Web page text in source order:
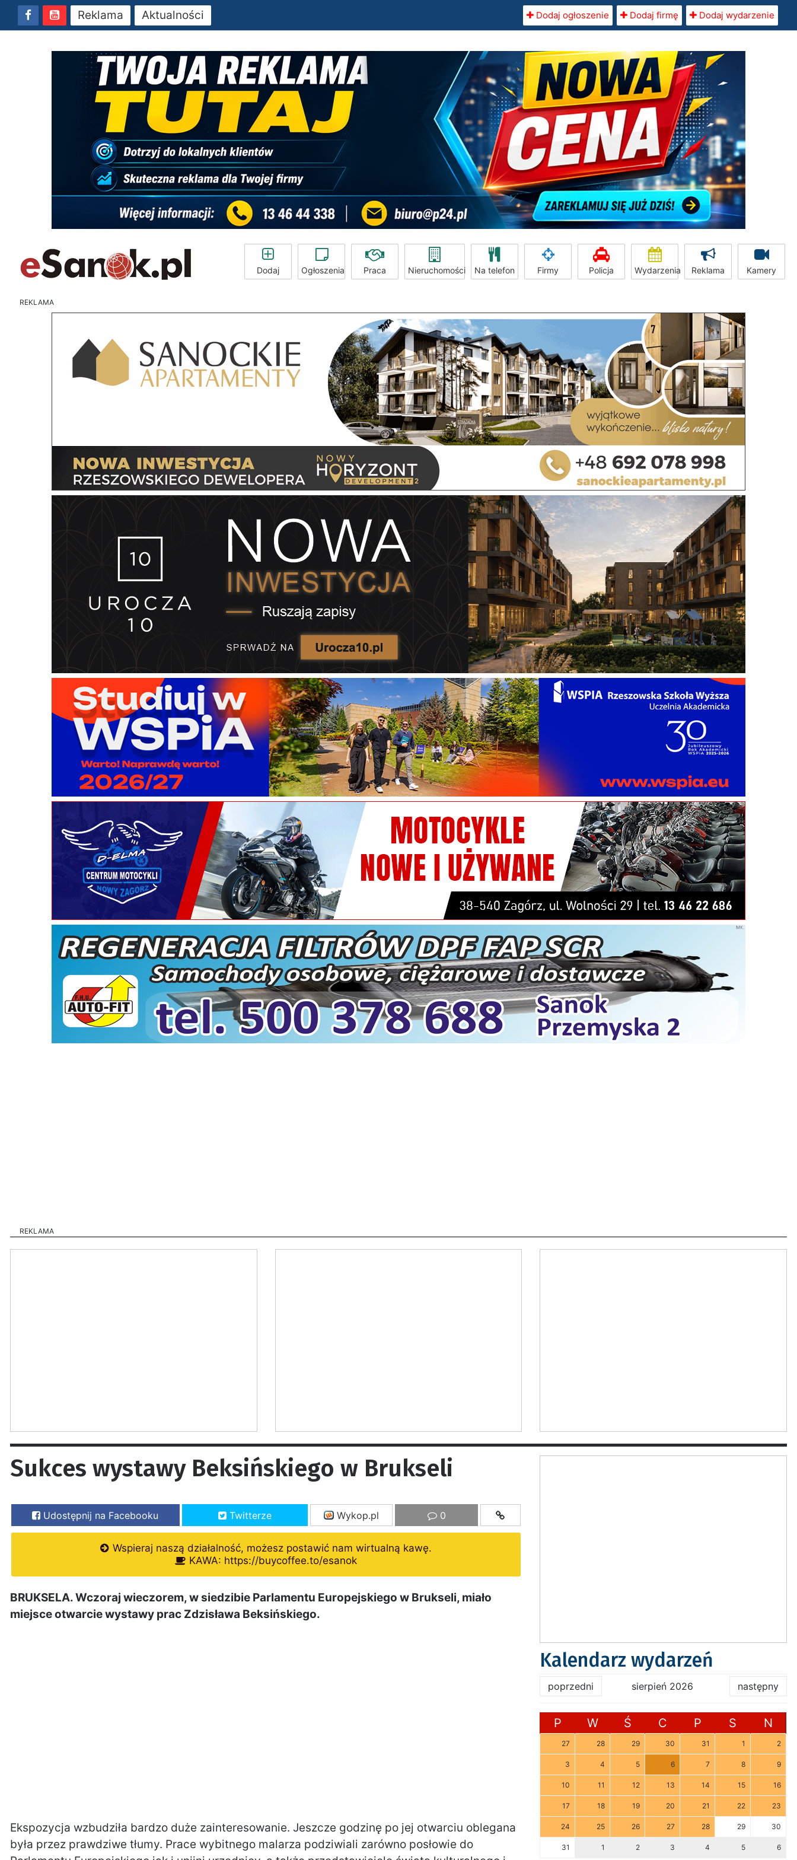
Reklama Aktualności Dodaj ogłoszenie Dodaj firmę Dodaj wydarzenie
Dodaj Ogłoszenia Praca Nieruchomości Na telefon Firmy Policja Wydarzenia Reklama Kamery
REKLAMA
REKLAMA
Sukces wystawy Beksińskiego w Brukseli
Udostępnij na Facebooku Twitterze Wykop.pl 0
Wspieraj naszą działalność, możesz postawić nam wirtualną kawę.
KAWA: https://buycoffee.to/esanok
BRUKSELA. Wczoraj wieczorem, w siedzibie Parlamentu Europejskiego w Brukseli, miało
miejsce otwarcie wystawy prac Zdzisława Beksińskiego.
Ekspozycja wzbudziła bardzo duże zainteresowanie. Jeszcze godzinę po jej otwarciu oblegana
była przez prawdziwe tłumy. Prace wybitnego malarza podziwiali zarówno posłowie do
Kalendarz wydarzeń
poprzedni sierpień 2026 następny
P W Ś C P S N
27 28 29 30 31 1 2
3 4 5 6 7 8 9
10 11 12 13 14 15 16
17 18 19 20 21 22 23
24 25 26 27 28 29 30
31 1 2 3 4 5 6